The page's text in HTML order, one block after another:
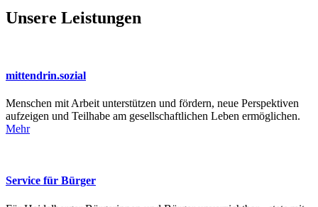
Unsere Leistungen
mittendrin.sozial
Menschen mit Arbeit unterstützen und fördern, neue Perspektiven
aufzeigen und Teilhabe am gesellschaftlichen Leben ermöglichen.
Mehr
Service für Bürger